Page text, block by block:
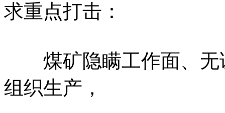
求重点打击：
煤矿隐瞒工作面、无
组织生产，